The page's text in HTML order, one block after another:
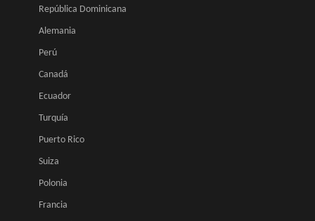
República Dominicana
Alemania
Perú
Canadá
Ecuador
Turquía
Puerto Rico
Suiza
Polonia
Francia